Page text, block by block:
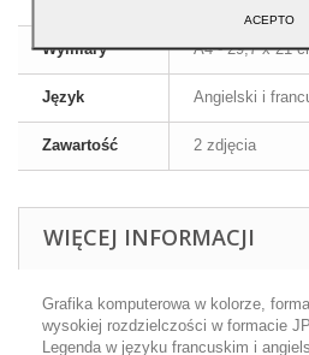
Wymiary A4 - 29,7 x 21
Język Angielski i
Zawartość 2 zdjęcia
WIĘCEJ INFORMACJI
Grafika komputerowa w kolorze,
wysokiej rozdzielczości w formacie
Legenda w języku francuskim i
ACEPTO